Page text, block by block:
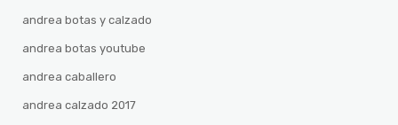
andrea botas y calzado
andrea botas youtube
andrea caballero
andrea calzado 2017